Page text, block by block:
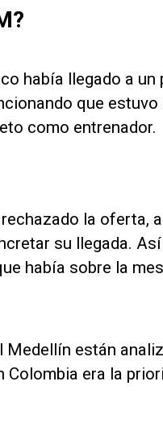
había llegado a un
que
como entrenador.
la oferta,
su llegada.
había sobre la
Medellín están
Colombia era la